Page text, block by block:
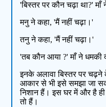
'बिस्तर पर कौन चढ़ा था?'
मनु ने कहा, 'मैं नहीं चढ़ा।'
तनु ने कहा, 'मैं नहीं चढ़ा।'
'तब कौन आया ?' माँ ने धमकी
इनके अलावा बिस्तर पर
आकार से भी इसे समझा जा
निशान हैं। इस घर में और है ही
तो हैं।